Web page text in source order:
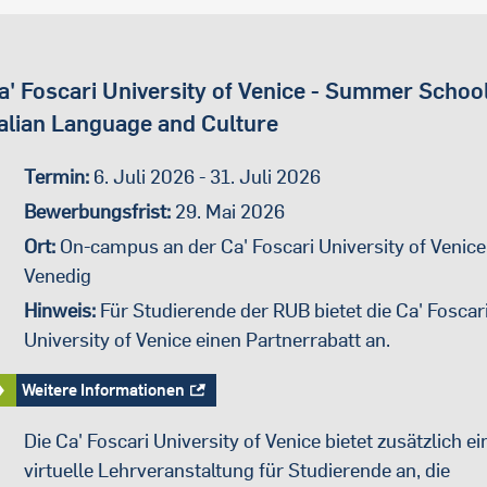
Foscari University of Venice - Summer
Language and Culture
Termin: 6. Juli 2026 - 31. Juli 2026
Bewerbungsfrist: 29. Mai 2026
Ort: On-campus an der Ca' Foscari University of
Venedig
Hinweis: Für Studierende der RUB bietet die Ca' Foscari
University of Venice einen Partnerrabatt an.
Weitere Informationen
Die Ca' Foscari University of Venice bietet zusätzlich
virtuelle Lehrveranstaltung für Studierende an, die